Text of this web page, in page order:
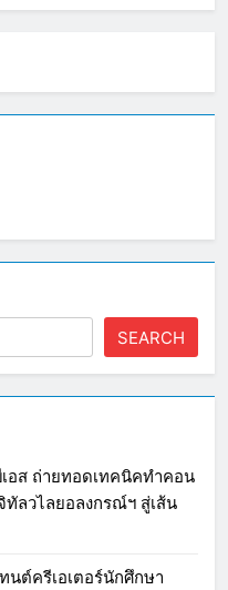
SEARCH
เอส ถ่ายทอดเทคนิคทำคอน
ทัลวไลยอลงกรณ์ฯ สู่เส้น
นต์ครีเอเตอร์นักศึกษา